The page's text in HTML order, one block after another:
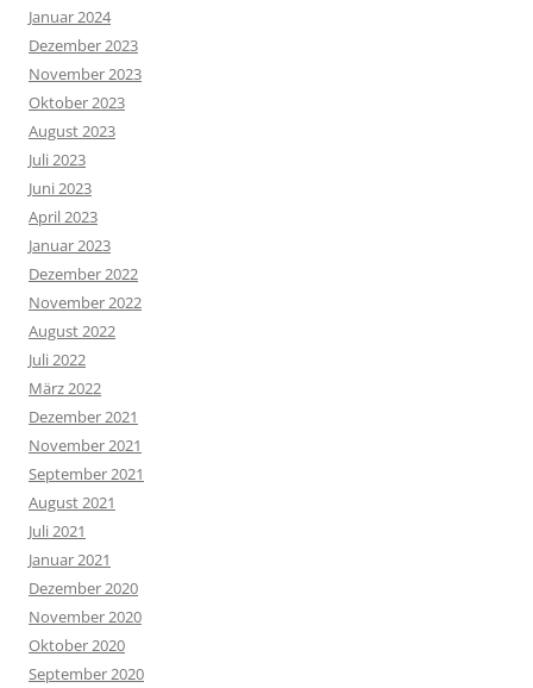
Januar 2024
Dezember 2023
November 2023
Oktober 2023
August 2023
Juli 2023
Juni 2023
April 2023
Januar 2023
Dezember 2022
November 2022
August 2022
Juli 2022
März 2022
Dezember 2021
November 2021
September 2021
August 2021
Juli 2021
Januar 2021
Dezember 2020
November 2020
Oktober 2020
September 2020